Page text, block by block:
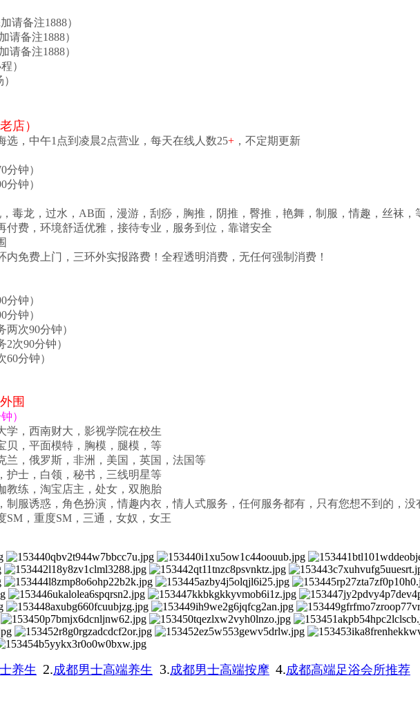
请备注1888）
备注1888）
备注1888）
程）
店）
选，中午1点到凌晨2点营业，每天在线人数25+ ，不定期更新
分钟）
分钟）
，毒龙，过水，AB面，漫游，刮痧，胸推，阴推，臀推，艳舞，制服，情趣，丝袜
付费，环境舒适优雅，接待专业，服务到位，靠谱安全
内免费上门，三环外实报路费！全程透明消费，无任何强制消费！
分钟）
分钟）
两次90分钟）
2次90分钟）
60分钟）
围
）
学，西南财大，影视学院在校生
贝，平面模特，胸模，腿模，等
兰，俄罗斯，非洲，美国，英国，法国等
护士，白领，秘书，三线明星等
教练，淘宝店主，处女，双胞胎
制服诱惑，角色扮演，情趣内衣，情人式服务，任何服务都有，只有您想不到的，
SM，重度SM，三通，女奴，女王
养生 2.成都男士高端养生 3.成都男士高端按摩 4.成都高端足浴会所推荐